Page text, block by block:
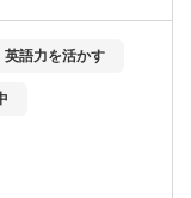
英語力を活かす